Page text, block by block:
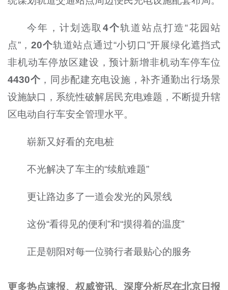
今年，计划选取 4个轨道站点打造“花园站
点”，20个轨道站点通过“小切口”开展绿化遮挡式
非机动车停放区建设，预计新增非机动车停车位
4430个 ，同步配建充电设施，补齐通勤出行场景
设施缺口，系统性破解居民充电难题，不断提升辖
区电动自行车安全管理水平。
崭新又好看的充电桩
不光解决了车主的“续航难题”
更让路边多了一道会发光的风景线
这份“看得见的便利”和“摸得着的温度”
正是朝阳对每一位骑行者最贴心的服务
更多热点速报、权威资讯、深度分析尽在北京日报